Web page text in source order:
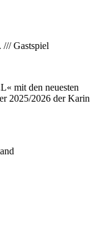
mit den neuesten
2025/2026 der Karin